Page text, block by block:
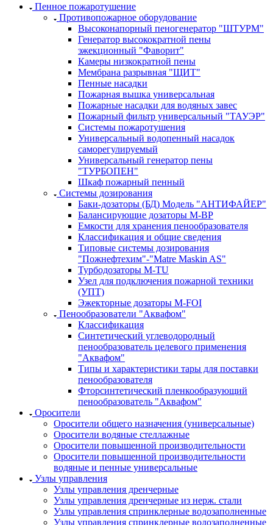
Пенное пожаротушение
Противопожарное оборудование
Высоконапорный пеногенератор "ШТУРМ"
Генератор высокократной пены
эжекционный "Фаворит"
Камеры низкократной пены
Мембрана разрывная "ЩИТ"
Пенные насадки
Пожарная вышка универсальная
Пожарные насадки для водяных завес
Пожарный фильтр универсальный "ТАУЭР"
Системы пожаротушения
Универсальный водопенный насадок
саморегулируемый
Универсальный генератор пены
"ТУРБОПЕН"
Шкаф пожарный пенный
Системы дозирования
Баки-дозаторы (БД) Модель "АНТИФАЙЕР"
Балансирующие дозаторы M-BP
Емкости для хранения пенообразователя
Классификация и общие сведения
Типовые системы дозирования
"Пожнефтехим"-"Matre Maskin AS"
Турбодозаторы M-TU
Узел для подключения пожарной техники
(УПТ)
Эжекторные дозаторы М-FOI
Пенообразователи "Аквафом"
Классификация
Синтетический углеводородный
пенообразователь целевого применения
"Аквафом"
Типы и характеристики тары для поставки
пенообразователя
Фторсинтетический пленкообразующий
пенообразователь "Аквафом"
Оросители
Оросители oбщего назначения (универсальные)
Оросители водяные стеллажные
Оросители повышенной производительности
Оросители повышенной производительности
водяные и пенные универсальные
Узлы управления
Узлы управления дренчерные
Узлы управления дренчерные из нерж. стали
Узлы управления спринклерные водозаполненные
Узлы управления спринклерные водозаполненные